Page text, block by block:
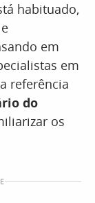
habituado,
em
em
referência
do
os